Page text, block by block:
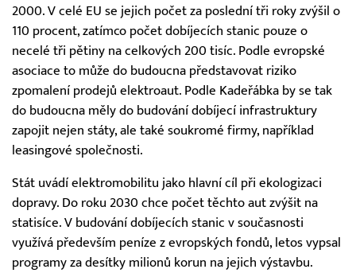
2000. V celé EU se jejich počet za poslední tři roky zvýšil o
110 procent, zatímco počet dobíjecích stanic pouze o
necelé tři pětiny na celkových 200 tisíc. Podle evropské
asociace to může do budoucna představovat riziko
zpomalení prodejů elektroaut. Podle Kadeřábka by se tak
do budoucna měly do budování dobíjecí infrastruktury
zapojit nejen státy, ale také soukromé firmy, například
leasingové společnosti.
Stát uvádí elektromobilitu jako hlavní cíl při ekologizaci
dopravy. Do roku 2030 chce počet těchto aut zvýšit na
statisíce. V budování dobíjecích stanic v současnosti
využívá především peníze z evropských fondů, letos vypsal
programy za desítky milionů korun na jejich výstavbu.